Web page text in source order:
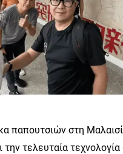
παπουτσιών στη
τελευταία